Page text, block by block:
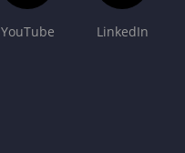
YouTube LinkedIn